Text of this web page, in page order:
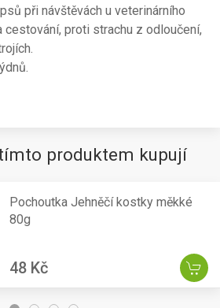
při návštěvách u veterinárního
cestování, proti strachu z odloučení,
produktem kupují
Pochoutka Jehněčí kostky měkké
80g
48 Kč